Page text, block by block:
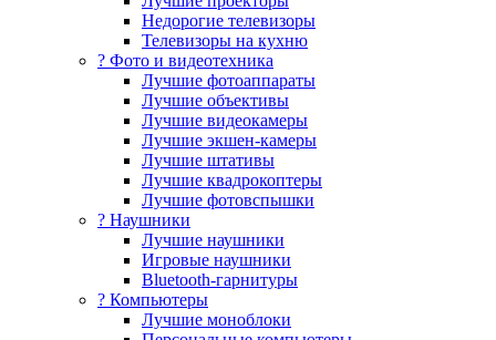
Недорогие телевизоры
Телевизоры на кухню
? Фото и видеотехника
Лучшие фотоаппараты
Лучшие объективы
Лучшие видеокамеры
Лучшие экшен-камеры
Лучшие штативы
Лучшие квадрокоптеры
Лучшие фотовспышки
? Наушники
Лучшие наушники
Игровые наушники
Bluetooth-гарнитуры
?️ Компьютеры
Лучшие моноблоки